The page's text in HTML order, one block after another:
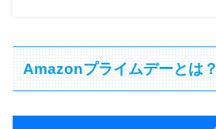
Amazonプライムデーとは？